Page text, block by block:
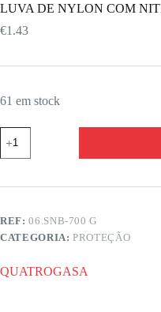
LUVA DE NYLON COM
€1.43
61 em stock
REF:06.SNB-700 G
CATEGORIA:PROTEÇÃO
QUATROGASA